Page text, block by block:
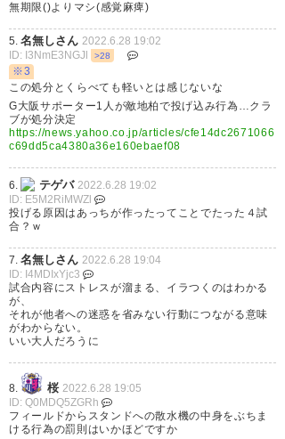
い( ´•̥×•̥` )ｸﾔｼｲ
— mi.☺︎☺︎☺︎ (haruya0325_8)
2022, 6月 27
反省すべきは反省し、次節以降
につなげます。 #verdy #東京ヴ
ェルディ
https://t.co/24a6zQBBxn
— いっちゃん – TOKYO VERDY
#111 ITSUKI (itsukiterasaki)
2022, 6月 27
いや、これぐらいで済むなら再
無期限()よりマシ(感覚麻痺)
5. 名無しさん 2022.6.28 19:02
ID: I3NmE3NGJl
>28
※3
この処分とくらべても軽いとは感じないな
G大阪サポーター1人が敵地柏で投げ込み行為…クラ
ブが処分決定
https://news.yahoo.co.jp/articles/cfe14dc2671066
c69dd5ca4380a36e160ebaef08
6. テゲバ 2022.6.28 19:02
ID: E5M2RiMWZl
投げる原因はあっちが作ったってことでたった４試
合？ｗ
7. 名無しさん 2022.6.28 19:04
ID: I4MDIxYjc3
試合内容にストレスが溜まる、イラつくのはわかる
が、
それが他者への迷惑を省みない行動につながる意味
がわからない。
いい大人だろうに
8. 桜 2022.6.28 19:05
ID: Q0MDQ5ZGRh
フィールドからスタンドへの散水機の中身をぶちま
ける行為の罰則はいかほどですか